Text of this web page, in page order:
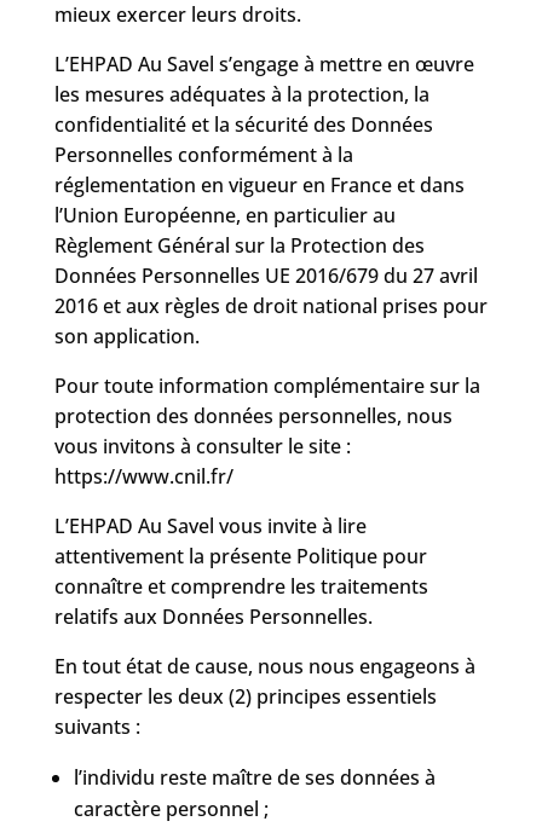
mieux exercer leurs droits.
L’EHPAD Au Savel s’engage à mettre en œuvre
les mesures adéquates à la protection, la
confidentialité et la sécurité des Données
Personnelles conformément à la
réglementation en vigueur en France et dans
l’Union Européenne, en particulier au
Règlement Général sur la Protection des
Données Personnelles UE 2016/679 du 27 avril
2016 et aux règles de droit national prises pour
son application.
Pour toute information complémentaire sur la
protection des données personnelles, nous
vous invitons à consulter le site :
https://www.cnil.fr/
L’EHPAD Au Savel vous invite à lire
attentivement la présente Politique pour
connaître et comprendre les traitements
relatifs aux Données Personnelles.
En tout état de cause, nous nous engageons à
respecter les deux (2) principes essentiels
suivants :
l’individu reste maître de ses données à
caractère personnel ;